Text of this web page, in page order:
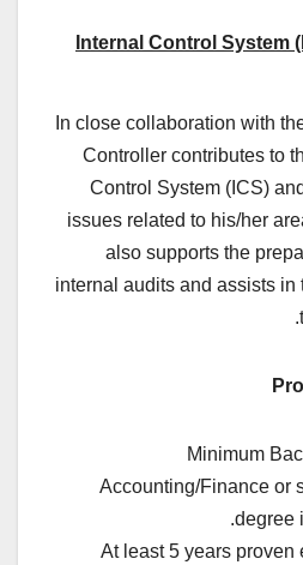
Internal Control System
In close collaboration with
Controller contributes to
Control System (ICS)
issues related to his/her
also supports the
internal audits and assists in
Minimum
Accounting/Finance or
degree
At least 5 years proven